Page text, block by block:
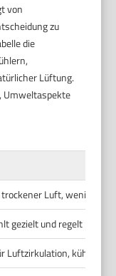
von
zu
die
Lüftung.
Umweltaspekte
trockener Luft, weniger
gezielt und regelt
Luftzirkulation, kühlt